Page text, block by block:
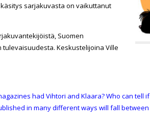
sarjakuvasta on vaikuttanut
Suomen
Keskustelijoina Ville
had Vihtori and Klaara? Who can tell
in many different ways will fall